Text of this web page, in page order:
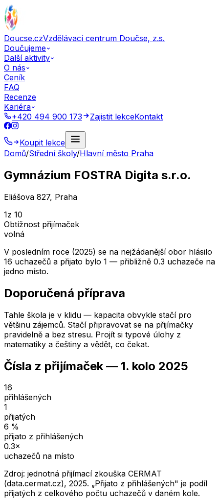
Doucse.czVzdělávací centrum Doučse, z.s.
Doučujeme
Další aktivity
O nás
Ceník
FAQ
Recenze
Kariéra
+420 494 900 173
Zajistit lekceKontakt
Koupit lekce
Domů/Střední školy/Hlavní město Praha
Gymnázium FOSTRA Digita s.r.o.
Eliášova 827, Praha
1z 10
Obtížnost přijímaček
volná
V posledním roce (2025) se na nejžádanější obor hlásilo
16 uchazečů a přijato bylo 1 — přibližně 0.3 uchazeče na
jedno místo.
Doporučená příprava
Tahle škola je v klidu — kapacita obvykle stačí pro
většinu zájemců. Stačí připravovat se na přijímačky
pravidelně a bez stresu. Projít si typové úlohy z
matematiky a češtiny a vědět, co čekat.
Čísla z přijímaček — 1. kolo 2025
16
přihlášených
1
přijatých
6 %
přijato z přihlášených
0.3×
uchazečů na místo
Zdroj: jednotná přijímací zkouška CERMAT
(data.cermat.cz), 2025. „Přijato z přihlášených" je podíl
přijatých z celkového počtu uchazečů v daném kole.